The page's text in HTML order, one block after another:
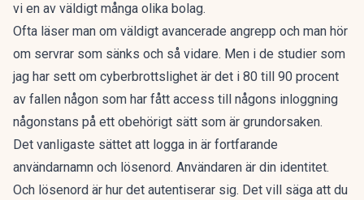
vi en av väldigt många olika bolag.
Ofta läser man om väldigt avancerade angrepp och man hör
om servrar som sänks och så vidare. Men i de studier som
jag har sett om cyberbrottslighet är det i 80 till 90 procent
av fallen någon som har fått access till någons inloggning
någonstans på ett obehörigt sätt som är grundorsaken.
Det vanligaste sättet att logga in är fortfarande
användarnamn och lösenord. Användaren är din identitet.
Och lösenord är hur det autentiserar sig. Det vill säga att du